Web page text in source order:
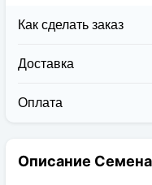
Как сделать заказ
Доставка
курьерскими службами:
транспортировки
хранения на складе).
Оплата
На карту приват
По
Описание